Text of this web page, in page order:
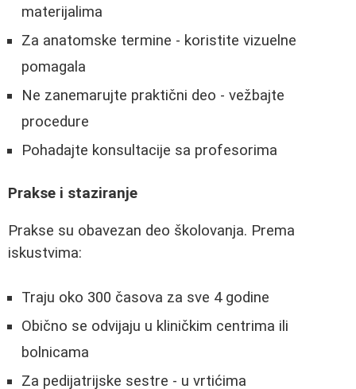
materijalima
Za anatomske termine - koristite vizuelne
pomagala
Ne zanemarujte praktični deo - vežbajte
procedure
Pohadajte konsultacije sa profesorima
Prakse i staziranje
Prakse su obavezan deo školovanja. Prema
iskustvima:
Traju oko 300 časova za sve 4 godine
Obično se odvijaju u kliničkim centrima ili
bolnicama
Za pedijatrijske sestre - u vrtićima